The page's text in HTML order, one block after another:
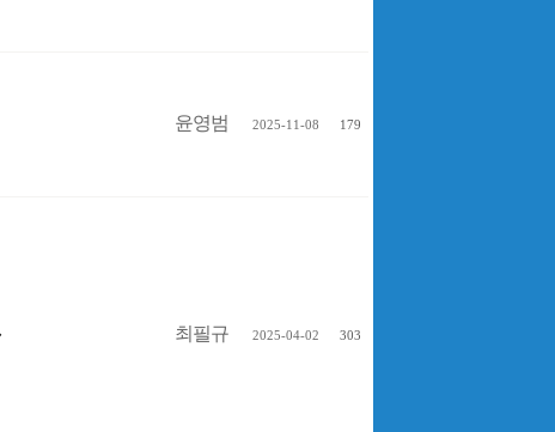
윤영범 2025-11-08 179
최필규 2025-04-02 303